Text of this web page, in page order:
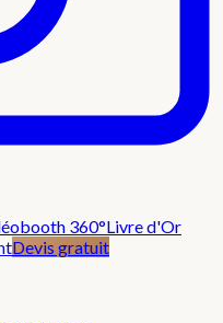
360°Livre d'Or
Devis gratuit